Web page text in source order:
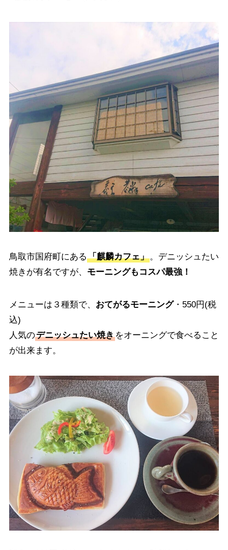
鳥取市国府町にある 「麒麟カフェ」。デニッシュたい
焼きが有名ですが、 モーニングもコスパ最強！
メニューは３種類で、 おてがるモーニング・550円(税
込)
人気のデニッシュたい焼きをオーニングで食べること
が出来ます。